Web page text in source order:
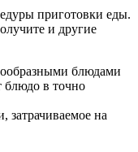
приготовки еды.
и другие
блюдами
блюдо в точно
затрачиваемое на